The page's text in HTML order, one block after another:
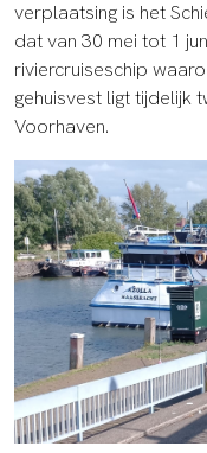
verplaatsing is het
dat van 30 mei tot 1
riviercruiseschip
gehuisvest ligt tijdelijk
Voorhaven.